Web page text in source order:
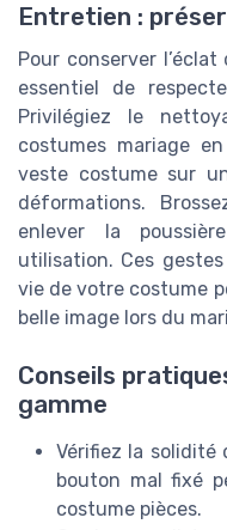
Entretien :
Pour conserver
essentiel de
Privilégiez le
costumes mariage
veste costume sur
déformations.
enlever la
utilisation. Ces
vie de votre costume
belle image lors du
Conseils
gamme
Vérifiez la solidité
bouton mal fixé
costume pièces.